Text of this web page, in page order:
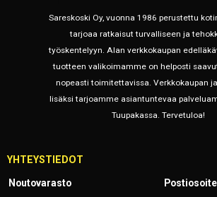
Sareskoski Oy, vuonna 1986 perustettu
tarjoaa ratkaisut turvalliseen ja
työskentelyyn. Alan verkkokaupan
tuotteen valikoimamme on helposti
nopeasti toimitettavissa. Verkkokaupan
lisäksi tarjoamme asiantuntevaa
Tuupakassa. Tervetuloa!
YHTEYSTIEDOT
Noutovarasto Postiosoite